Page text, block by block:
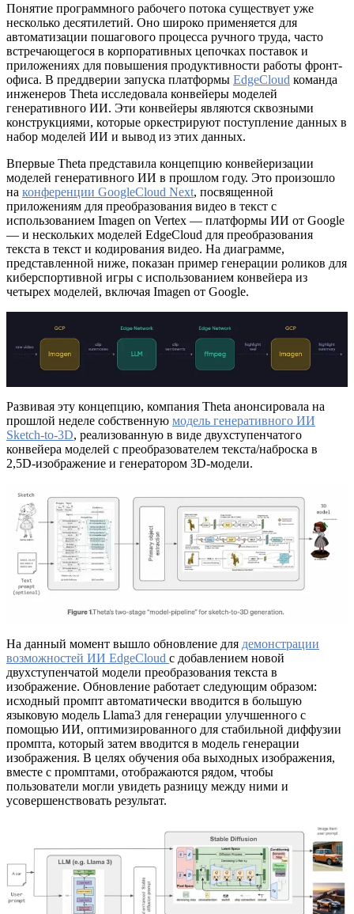
Понятие программного рабочего потока существует уже
несколько десятилетий. Оно широко применяется для
автоматизации пошагового процесса ручного труда, часто
встречающегося в корпоративных цепочках поставок и
приложениях для повышения продуктивности работы фронт-
офиса. В преддверии запуска платформы EdgeCloud команда
инженеров Theta исследовала конвейеры моделей
генеративного ИИ. Эти конвейеры являются сквозными
конструкциями, которые оркестрируют поступление данных в
набор моделей ИИ и вывод из этих данных.
Впервые Theta представила концепцию конвейеризации
моделей генеративного ИИ в прошлом году. Это произошло
на конференции GoogleCloud Next, посвященной
приложениям для преобразования видео в текст с
использованием Imagen on Vertex — платформы ИИ от Google
— и нескольких моделей EdgeCloud для преобразования
текста в текст и кодирования видео. На диаграмме,
представленной ниже, показан пример генерации роликов для
киберспортивной игры с использованием конвейера из
четырех моделей, включая Imagen от Google.
Развивая эту концепцию, компания Theta анонсировала на
прошлой неделе собственную модель генеративного ИИ
Sketch-to-3D, реализованную в виде двухступенчатого
конвейера моделей с преобразователем текста/наброска в
2,5D-изображение и генератором 3D-модели.
На данный момент вышло обновление для демонстрации
возможностей ИИ EdgeCloud c добавлением новой
двухступенчатой модели преобразования текста в
изображение. Обновление работает следующим образом:
исходный промпт автоматически вводится в большую
языковую модель Llama3 для генерации улучшенного с
помощью ИИ, оптимизированного для стабильной диффузии
промпта, который затем вводится в модель генерации
изображения. В целях обучения оба выходных изображения,
вместе с промптами, отображаются рядом, чтобы
пользователи могли увидеть разницу между ними и
усовершенствовать результат.